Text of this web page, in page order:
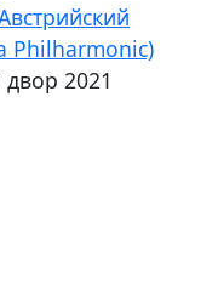
Philharmonic)
2021